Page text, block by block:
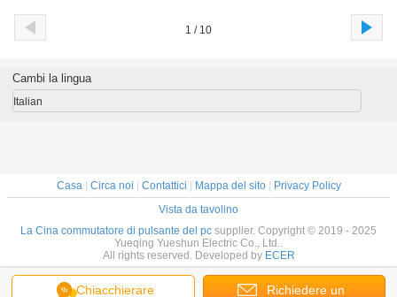
1 / 10
Chiacchierare Richiedere un
Cambi la lingua
Italian
Casa| Circa noi Contattici Mappa del sito|
Privacy Policy
Vista da tavolino
La Cina commutatore di pulsante del pc supplier. Copyright © 2019 - 2025
Yueqing Yueshun Electric Co., Ltd..
All rights reserved. Developed by ECER